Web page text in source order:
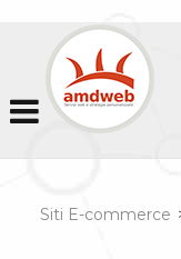
Siti E-commerce